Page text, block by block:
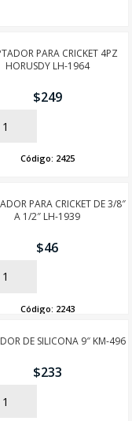
PARA CRICKET 4PZ
HORUSDY LH-1964
$249
Código: 2425
PARA CRICKET DE 3/8″
A 1/2″ LH-1939
$46
Código: 2243
DE SILICONA 9″ KM-496
$233